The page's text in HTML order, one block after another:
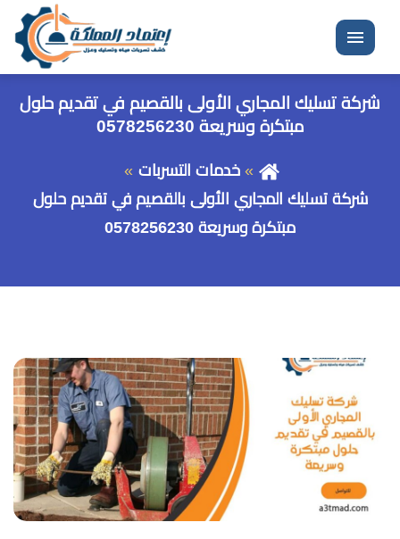
القائمة
شركة تسليك المجاري الأولى بالقصيم في تقديم حلول
مبتكرة وسريعة 0578256230
خدمات التسربات
شركة تسليك المجاري الأولى بالقصيم في تقديم حلول
مبتكرة وسريعة 0578256230